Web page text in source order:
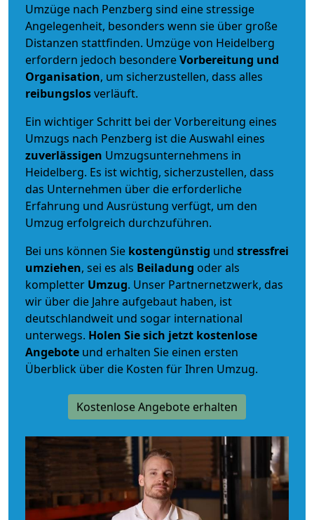
Umzüge nach Penzberg sind eine stressige
Angelegenheit, besonders wenn sie über große
Distanzen stattfinden. Umzüge von Heidelberg
erfordern jedoch besondereVorbereitung und
Organisation, um sicherzustellen, dass alles
reibungslosverläuft.
Ein wichtiger Schritt bei der Vorbereitung eines
Umzugs nach Penzberg ist die Auswahl eines
zuverlässigen Umzugsunternehmens in
Heidelberg. Es ist wichtig, sicherzustellen, dass
das Unternehmen über die erforderliche
Erfahrung und Ausrüstung verfügt, um den
Umzug erfolgreich durchzuführen.
Bei uns können Sie kostengünstig und stressfrei
umziehen, sei es als Beiladung oder als
kompletter Umzug. Unser Partnernetzwerk, das
wir über die Jahre aufgebaut haben, ist
deutschlandweit und sogar international
unterwegs. Holen Sie sich jetzt kostenlose
Angebote und erhalten Sie einen ersten
Überblick über die Kosten für Ihren Umzug.
Kostenlose Angebote erhalten